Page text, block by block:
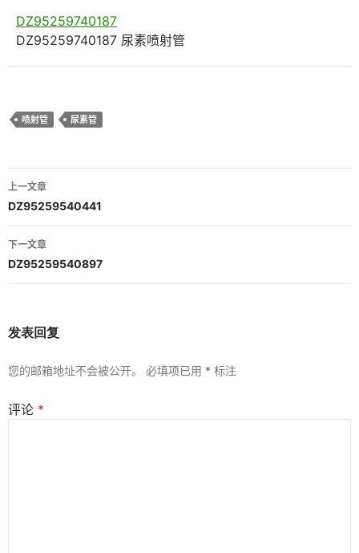
DZ95259740187
DZ95259740187 尿素喷射管
喷射管 尿素管
文
章
导
航
上一文章
DZ95259540441
下一文章
DZ95259540897
发表回复
您的邮箱地址不会被公开。 必填项已用 * 标注
评论 *